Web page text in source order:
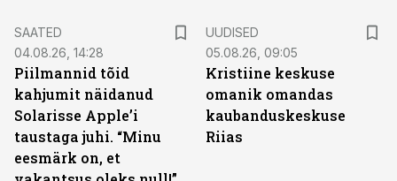
SAATED
04.08.26, 14:28
Piilmannid tõid
kahjumit näidanud
Solarisse Apple’i
taustaga juhi. “Minu
eesmärk on, et
UUDISED
05.08.26, 09:05
Kristiine keskuse
omanik omandas
kaubanduskeskuse
Riias